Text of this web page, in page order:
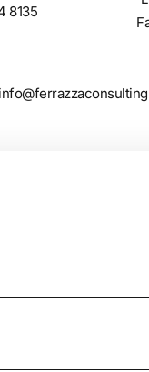
8135